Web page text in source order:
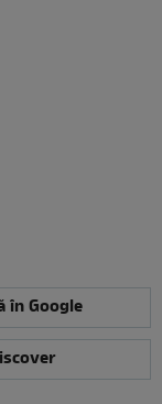
în Google